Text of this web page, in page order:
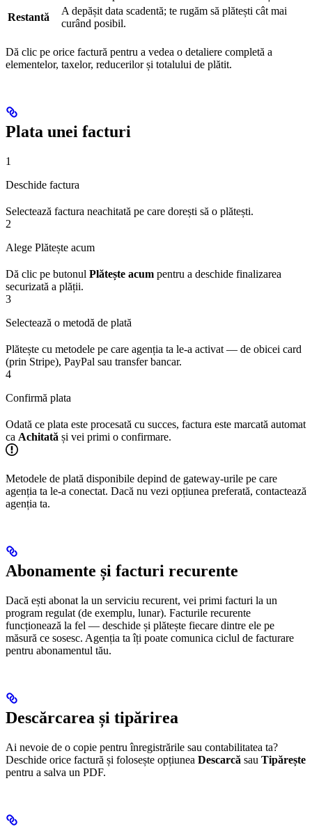
Restantă
A depășit data scadentă; te rugăm să plătești cât mai
curând posibil.
Dă clic pe orice factură pentru a vedea o detaliere completă a
elementelor, taxelor, reducerilor și totalului de plătit.
Plata unei facturi
1
Deschide factura
Selectează factura neachitată pe care dorești să o plătești.
2
Alege Plătește acum
Dă clic pe butonul Plătește acum pentru a deschide finalizarea
securizată a plății.
3
Selectează o metodă de plată
Plătește cu metodele pe care agenția ta le-a activat — de obicei card
(prin Stripe), PayPal sau transfer bancar.
4
Confirmă plata
Odată ce plata este procesată cu succes, factura este marcată automat
ca Achitată și vei primi o confirmare.
Metodele de plată disponibile depind de gateway-urile pe care
agenția ta le-a conectat. Dacă nu vezi opțiunea preferată, contactează
agenția ta.
Abonamente și facturi recurente
Dacă ești abonat la un serviciu recurent, vei primi facturi la un
program regulat (de exemplu, lunar). Facturile recurente
funcționează la fel — deschide și plătește fiecare dintre ele pe
măsură ce sosesc. Agenția ta îți poate comunica ciclul de facturare
pentru abonamentul tău.
Descărcarea și tipărirea
Ai nevoie de o copie pentru înregistrările sau contabilitatea ta?
Deschide orice factură și folosește opțiunea Descarcă sau Tipărește
pentru a salva un PDF.